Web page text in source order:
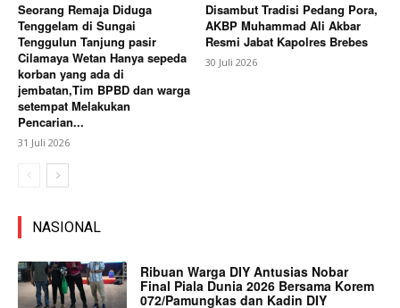
Seorang Remaja Diduga
Tenggelam di Sungai
Tenggulun Tanjung pasir
Cilamaya Wetan Hanya sepeda
korban yang ada di
jembatan,Tim BPBD dan warga
setempat Melakukan
Pencarian...
31 Juli 2026
Disambut Tradisi Pedang Pora,
AKBP Muhammad Ali Akbar
Resmi Jabat Kapolres Brebes
30 Juli 2026
NASIONAL
Ribuan Warga DIY Antusias Nobar
Final Piala Dunia 2026 Bersama Korem
072/Pamungkas dan Kadin DIY